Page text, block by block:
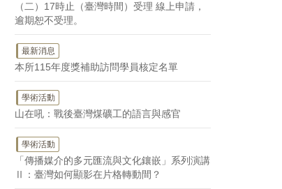
（二）17時止（臺灣時間）受理 線上申請，
逾期恕不受理。
最新消息
本所115年度獎補助訪問學員核定名單
學術活動
山在吼：戰後臺灣煤礦工的語言與感官
學術活動
「傳播媒介的多元匯流與文化鑲嵌」系列演講
Ⅱ：臺灣如何顯影在片格轉動間？